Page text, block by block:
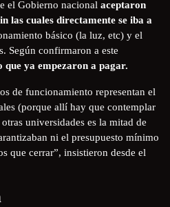
el Gobierno nacional aceptaron
las cuales directamente se iba a
básico (la luz, etc) y el
Según confirmaron a este
que ya empezaron a pagar.
de funcionamiento representan el
(porque allí hay que contemplar
universidades es la mitad de
ni el presupuesto mínimo
que cerrar”, insistieron desde el